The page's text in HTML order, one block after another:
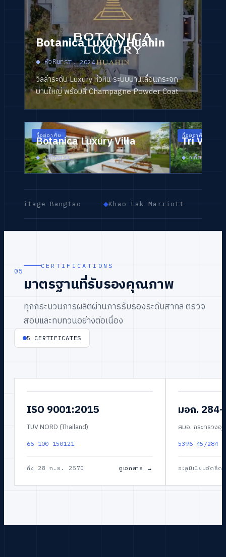
Botanica Luxury Huahin
◆หัวหินEST.2024
วิลล่าระดับ Luxury หัวหิน ระบบบานเลื่อนกระจก
บานใหญ่ พร้อมสี Champagne Powder Coat
ที่อยู่อาศัย
Botanica Luxury Villa
◆ภูเก็ต2022
ที่อยู่อาศัย
Tri
◆ภูเก็ต2023
Bangtao ◆Khao Lak Marriott ◆Pullman
05
CERTIFICATIONS
มาตรฐานที่รับรองคุณภาพ
ทุกกระบวนการผลิตผ่านการรับรองระดับสากล ตรวจ
สอบและทบทวนอย่างต่อเนื่อง
5 CERTIFICATES
ISO 9001:2015
TUV NORD (Thailand)
66 100 150121
ถึง 28 ก.ย. 2570 ดูเอกสาร →
มอก.
สมอ. กระทรวงอุ
5396-45/284
อะลูมิเนียมอัดรีด